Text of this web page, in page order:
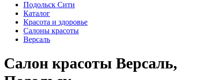
Подольск Сити
Каталог
Красота и здоровье
Салоны красоты
Версаль
Салон красоты Версаль,